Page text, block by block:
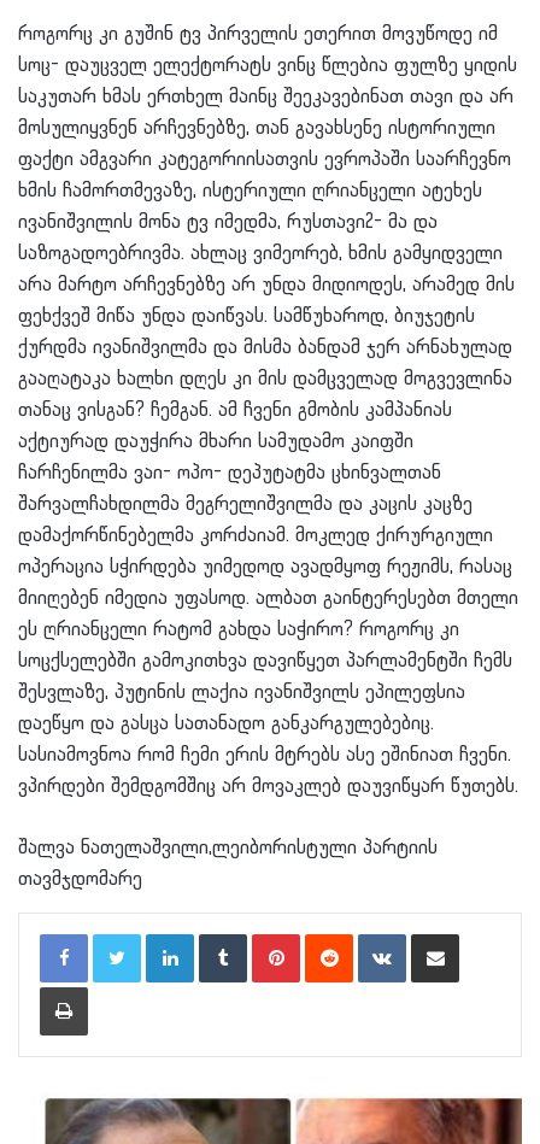
როგორც კი გუშინ ტვ პირველის ეთერით მოვუწოდე იმ
სოც- დაუცველ ელექტორატს ვინც წლებია ფულზე ყიდის
საკუთარ ხმას ერთხელ მაინც შეეკავებინათ თავი და არ
მოსულიყვნენ არჩევნებზე, თან გავახსენე ისტორიული
ფაქტი ამგვარი კატეგორიისათვის ევროპაში საარჩევნო
ხმის ჩამორთმევაზე, ისტერიული ღრიანცელი ატეხეს
ივანიშვილის მონა ტვ იმედმა, რუსთავი2- მა და
საზოგადოებრივმა. ახლაც ვიმეორებ, ხმის გამყიდველი
არა მარტო არჩევნებზე არ უნდა მიდიოდეს, არამედ მის
ფეხქვეშ მიწა უნდა დაიწვას. სამწუხაროდ, ბიუჯეტის
ქურდმა ივანიშვილმა და მისმა ბანდამ ჯერ არნახულად
გააღატაკა ხალხი დღეს კი მის დამცველად მოგვევლინა
თანაც ვისგან? ჩემგან. ამ ჩვენი გმობის კამპანიას
აქტიურად დაუჭირა მხარი სამუდამო კაიფში
ჩარჩენილმა ვაი- ოპო- დეპუტატმა ცხინვალთან
შარვალჩახდილმა მეგრელიშვილმა და კაცის კაცზე
დამაქორწინებელმა კორძაიამ. მოკლედ ქირურგიული
ოპერაცია სჭირდება უიმედოდ ავადმყოფ რეჟიმს, რასაც
მიიღებენ იმედია უფასოდ. ალბათ გაინტერესებთ მთელი
ეს ღრიანცელი რატომ გახდა საჭირო? როგორც კი
სოცქსელებში გამოკითხვა დავიწყეთ პარლამენტში ჩემს
შესვლაზე, პუტინის ლაქია ივანიშვილს ეპილეფსია
დაეწყო და გასცა სათანადო განკარგულებებიც.
სასიამოვნოა რომ ჩემი ერის მტრებს ასე ეშინიათ ჩვენი.
ვპირდები შემდგომშიც არ მოვაკლებ დაუვიწყარ წუთებს.
შალვა ნათელაშვილი,ლეიბორისტული პარტიის
თავმჯდომარე
LinkedInTumblr PinterestReddit VKontakteShare via Email
Print